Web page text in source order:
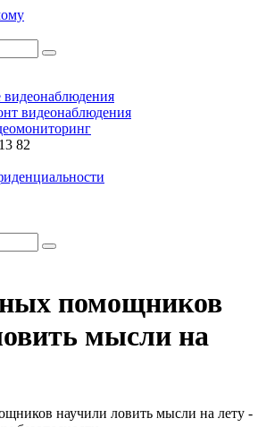
видеонаблюдения
82
помощников
мысли на